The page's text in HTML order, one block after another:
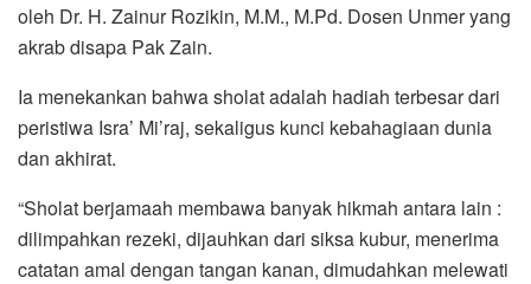
oleh Dr. H. Zainur Rozikin, M.M., M.Pd. Dosen Unmer yang
akrab disapa Pak Zain.
Ia menekankan bahwa sholat adalah hadiah terbesar dari
peristiwa Isra’ Mi’raj, sekaligus kunci kebahagiaan dunia
dan akhirat.
“Sholat berjamaah membawa banyak hikmah antara lain :
dilimpahkan rezeki, dijauhkan dari siksa kubur, menerima
catatan amal dengan tangan kanan, dimudahkan melewati